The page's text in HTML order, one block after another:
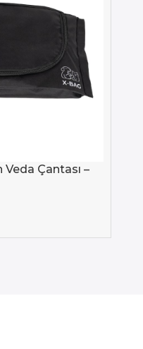
Veda Çantası –